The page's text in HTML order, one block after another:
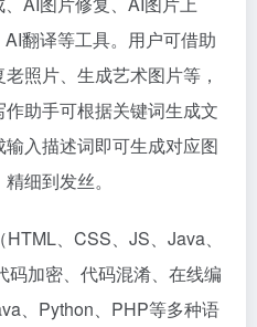
翻译等工具。用户可借助
照片、生成艺术图片等，
助手可根据关键词生成文
入描述词即可生成对应图
细到发丝。
、CSS、JS、Java、
码加密、代码混淆、在线编
、Python、PHP等多种语